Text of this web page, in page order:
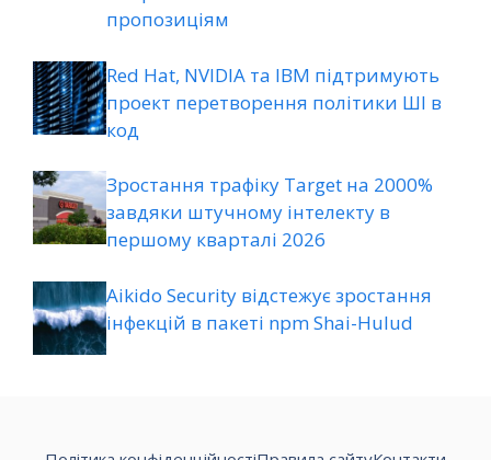
пропозиціям
Red Hat, NVIDIA та IBM підтримують
проект перетворення політики ШІ в
код
Зростання трафіку Target на 2000%
завдяки штучному інтелекту в
першому кварталі 2026
Aikido Security відстежує зростання
інфекцій в пакеті npm Shai-Hulud